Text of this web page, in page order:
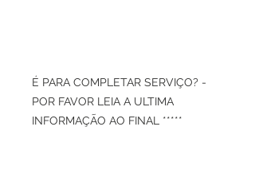
É PARA COMPLETAR SERVIÇO? -
POR FAVOR LEIA A ULTIMA
INFORMAÇÃO AO FINAL *****